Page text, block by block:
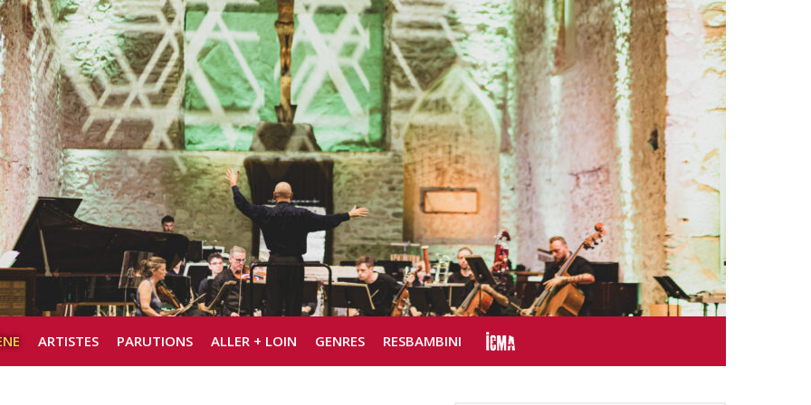
ARTISTES PARUTIONS ALLER + LOIN GENRES RESBAMBINI